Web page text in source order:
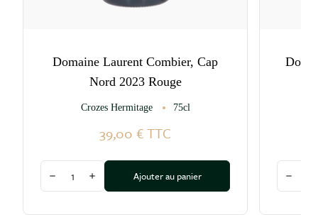
Domaine Laurent Combier, Cap
Nord 2023 Rouge
Crozes Hermitage 75cl
39,00 €TTC
Diminuer la quantité
Augmenter la quantité
Ajouter au panier